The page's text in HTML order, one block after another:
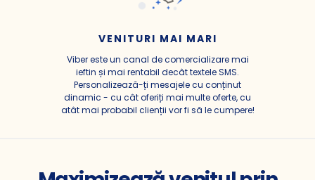
VENITURI MAI MARI
Viber este un canal de comercializare mai
ieftin și mai rentabil decât textele SMS.
Personalizează-ți mesajele cu conținut
dinamic - cu cât oferiți mai multe oferte, cu
atât mai probabil clienții vor fi să le cumpere!